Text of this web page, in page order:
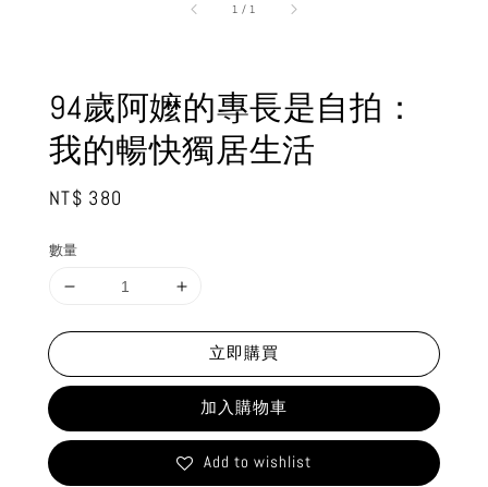
1 / 1
94歲阿嬤的專長是自拍：
我的暢快獨居生活
Regular
NT$ 380
數量
立即購買
加入購物車
Add to wishlist